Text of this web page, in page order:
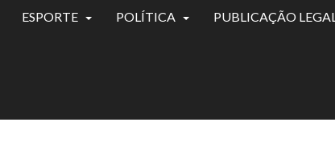
ESPORTE POLÍTICA PUBLICAÇÃO LEGAL